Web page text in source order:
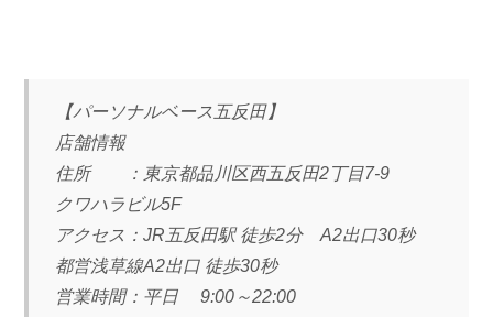
【パーソナルベース五反田】
店舗情報
住所 ：東京都品川区西五反田2丁目7-9
クワハラビル5F
アクセス：JR五反田駅 徒歩2分 A2出口30秒
都営浅草線A2出口 徒歩30秒
営業時間：平日 9:00～22:00